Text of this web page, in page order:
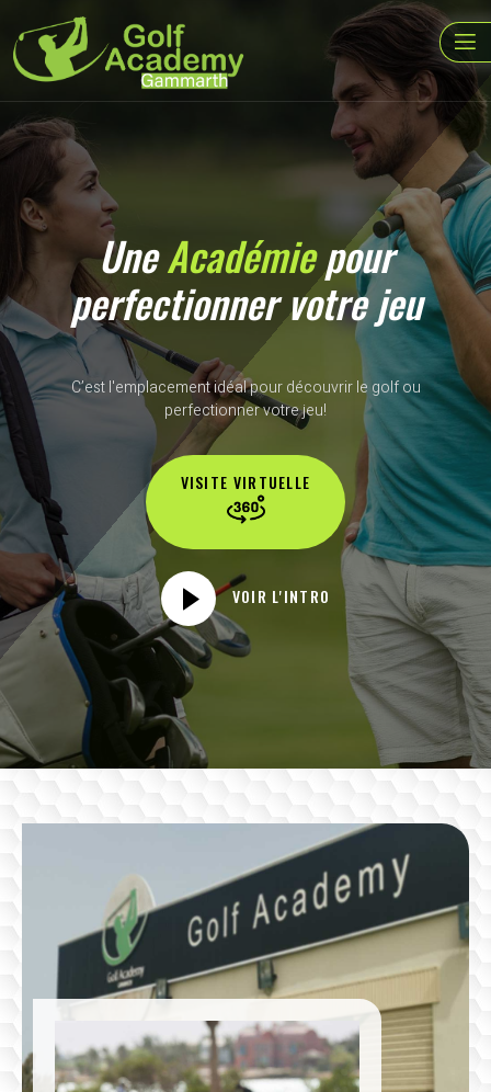
UneAcadémiepour
perfectionner votre jeu
C’est l'emplacement idéal pour découvrir le golf ou
perfectionner votre jeu!
VISITE VIRTUELLE
VOIR L'INTRO